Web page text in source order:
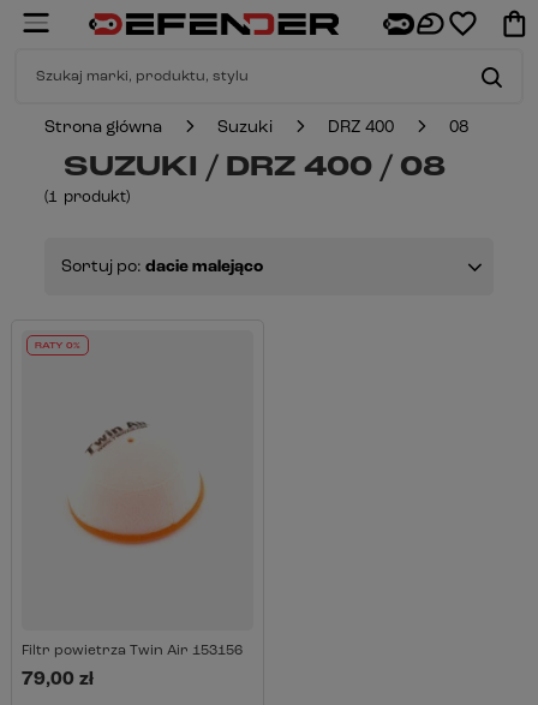
Strona główna Suzuki DRZ 400 08
SUZUKI / DRZ 400 / 08
(1 produkt)
Sortuj po: dacie malejąco
RATY 0%
Filtr powietrza Twin Air 153156
79,00 zł